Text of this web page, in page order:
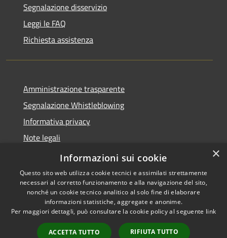
Segnalazione disservizio
Leggi le FAQ
Richiesta assistenza
Amministrazione trasparente
Segnalazione Whistleblowing
Informativa privacy
Note legali
Dichiarazione di accessibilità
Accessibilità
Copyright © 2020 •
Comune di Grugliasco •
Powered byMunicipium
×
Informazioni sui cookie
Questo sito web utilizza cookie tecnici e assimilati strettamente
necessari al corretto funzionamento e alla navigazione del sito,
nonché un cookie tecnico analitico al solo fine di elaborare
informazioni statistiche, aggregate e anonime.
Per maggiori dettagli, può consultare la cookie policy al seguente link
ACCETTA TUTTO RIFIUTA TUTTO